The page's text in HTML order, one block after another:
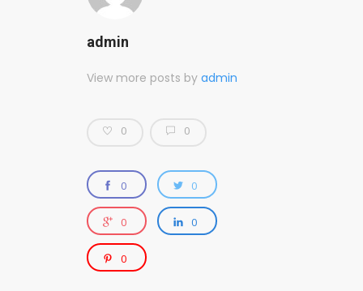
admin
View more posts by admin
0 0
0 0
0 0
0